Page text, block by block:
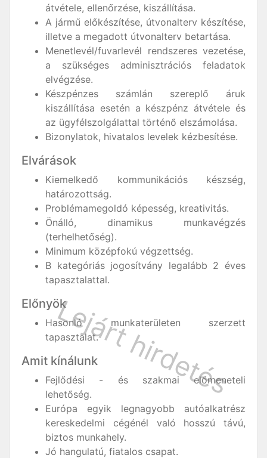
átvétele, ellenőrzése, kiszállítása.
A jármű előkészítése, útvonalterv készítése,
illetve a megadott útvonalterv betartása.
Menetlevél/fuvarlevél rendszeres vezetése,
a szükséges adminisztrációs feladatok
elvégzése.
Készpénzes számlán szereplő áruk
kiszállítása esetén a készpénz átvétele és
az ügyfélszolgálattal történő elszámolása.
Bizonylatok, hivatalos levelek kézbesítése.
Elvárások
Kiemelkedő kommunikációs készség,
határozottság.
Problémamegoldó képesség, kreativitás.
Önálló, dinamikus munkavégzés
(terhelhetőség).
Minimum középfokú végzettség.
B kategóriás jogosítvány legalább 2 éves
tapasztalattal.
Előnyök
Hasonló munkaterületen szerzett
tapasztalat.
Amit kínálunk
Fejlődési - és szakmai előmeneteli
lehetőség.
Európa egyik legnagyobb autóalkatrész
kereskedelmi cégénél való hosszú távú,
biztos munkahely.
Jó hangulatú, fiatalos csapat.